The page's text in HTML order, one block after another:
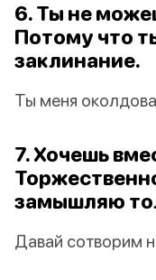
6. Ты не
Потому что
заклинание.
Ты меня
7. Хочешь
замышляю
Давай сотворим